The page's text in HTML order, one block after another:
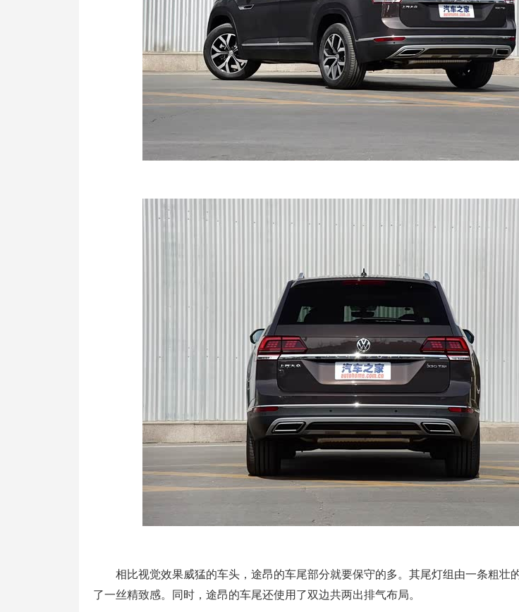
相比视觉效果威猛的车头，途昂的车尾部分就要保守的多。其尾灯组由一条粗壮
了一丝精致感。同时，途昂的车尾还使用了双边共两出排气布局。